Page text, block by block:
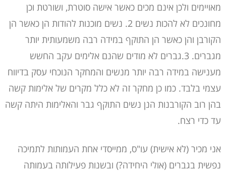
מאויימים ולכן אינם מכים כאשר אישה סוטרת, ושורטת וכן
מחונכים לא להכות נשים 2. נשים מוכנות להודות הן כאשר הן
הקורבן והן כאשר הן התוקף במידה רבה משמעותית יותר
מגברים. 3.גברים לא מודים שהנם אלימים עקב החשש
מענישה במידה רבה יותר מנשים והמחקר הנוכחי עסק בדיווח
עצמי בלבד. כמו כן מחקר זה לא כלל מקרים של אלימות קשה
בהן רוב הקורבנות הנן נשים התוקף גבר והאלימות היתה קשה
עד כדי רצח.
אני מכיר (לא אישית) עו"ס, ממייסדי אחת העמותות לתמיכה
נפשית בגברים (אולי היחידה?) ובשנות פעילותה בעמותה